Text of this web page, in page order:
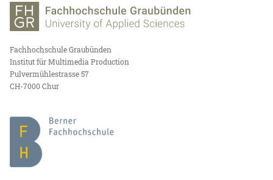
Fachhochschule Graubünden
Institut für Multimedia Production
Pulvermühlestrasse 57
CH-7000 Chur